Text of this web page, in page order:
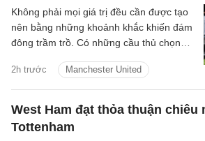
2h trước Manchester United
Không phải mọi giá trị đều cần được tạo
nên bằng những khoảnh khắc khiến đám
đông trầm trồ. Có những cầu thủ chọn
một pha xoay người đúng lúc, một đường
chuyền tưởng như giản đơn nhưng mở ra
cả khoảng trời phía trước. Youri
Tielemans là kiểu tiền vệ như thế.
West Ham đạt thỏa thuận chiêu
Tottenham